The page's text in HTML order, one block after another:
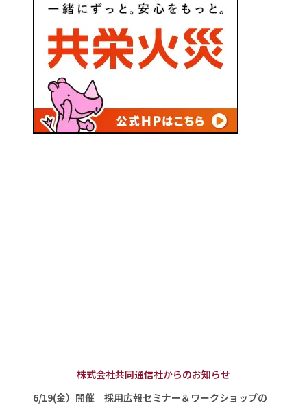
株式会社共同通信社からのお知らせ
6/19(金）開催 採用広報セミナー＆ワークショップの